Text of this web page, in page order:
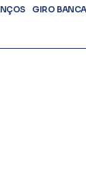
GIRO BANCA